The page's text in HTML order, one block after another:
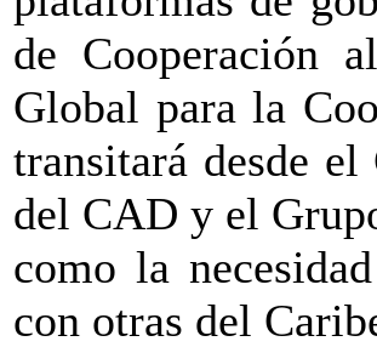
de Cooperación
Global para la
transitará desde
del CAD y el
como la
con otras del